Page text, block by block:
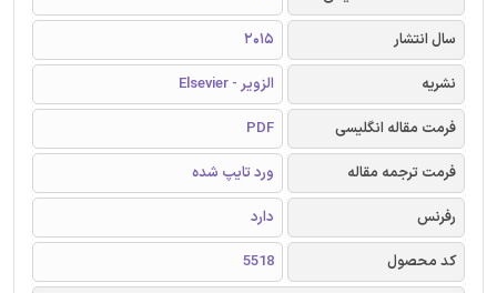
سال انتشار
2015
نشریه
الزویر - Elsevier
فرمت مقاله انگلیسی
PDF
فرمت ترجمه مقاله
ورد تایپ شده
رفرنس
دارد
کد محصول
5518